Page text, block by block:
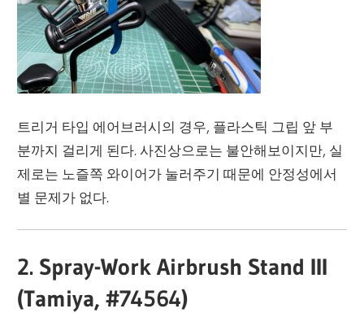
트리거 타입 에어브러시의 경우, 플라스틱 그립 앞 부
분까지 걸리게 된다. 사진상으로는 불안해보이지만, 실
제로는 노즐쪽 와이어가 눌러주기 때문에 안정성에서
별 문제가 없다.
2. Spray-Work Airbrush Stand III
(Tamiya, #74564)